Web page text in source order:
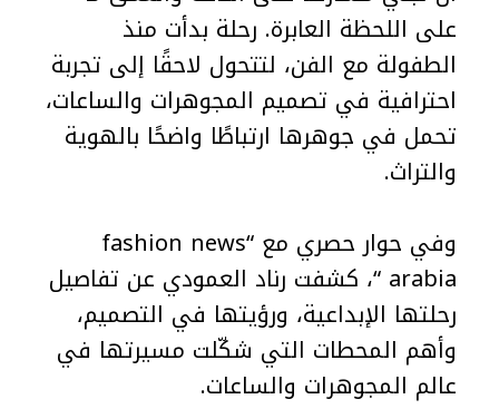
على اللحظة العابرة. رحلة بدأت منذ
الطفولة مع الفن، لتتحول لاحقًا إلى تجربة
احترافية في تصميم المجوهرات والساعات،
تحمل في جوهرها ارتباطًا واضحًا بالهوية
والتراث.
وفي حوار حصري مع “fashion news
arabia “، كشفت رناد العمودي عن تفاصيل
رحلتها الإبداعية، ورؤيتها في التصميم،
وأهم المحطات التي شكّلت مسيرتها في
عالم المجوهرات والساعات.